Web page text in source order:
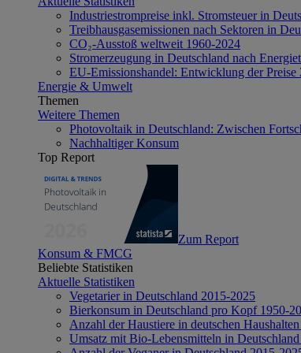
Industriestrompreise inkl. Stromsteuer in
Treibhausgasemissionen nach Sektoren in
CO₂-Ausstoß weltweit 1960-2024
Stromerzeugung in Deutschland nach
EU-Emissionshandel: Entwicklung der Preise
Energie & Umwelt
Themen
Weitere Themen
Photovoltaik in Deutschland: Zwischen
Nachhaltiger Konsum
Top Report
Zum Report
Konsum & FMCG
Beliebte Statistiken
Aktuelle Statistiken
Vegetarier in Deutschland 2015-2025
Bierkonsum in Deutschland pro Kopf 1950-
Anzahl der Haustiere in deutschen
Umsatz mit Bio-Lebensmitteln in